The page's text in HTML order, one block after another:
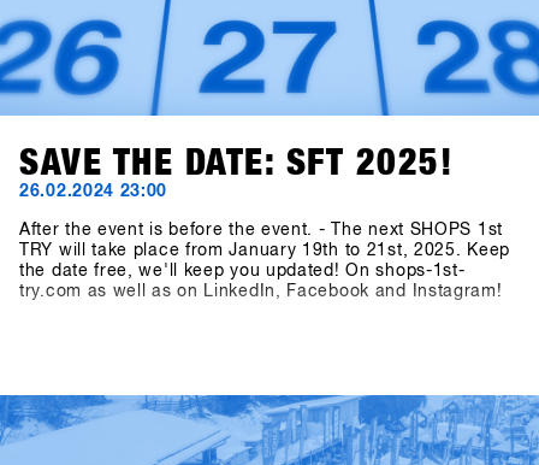
SAVE THE DATE: SFT 2025!
26.02.2024 23:00
After the event is before the event. - The next SHOPS 1st
TRY will take place from January 19th to 21st, 2025. Keep
the date free, we'll keep you updated! On shops-1st-
try.com as well as on LinkedIn, Facebook and Instagram!